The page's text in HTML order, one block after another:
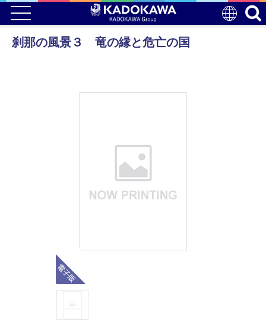
刹那の風景３ 竜の縁と危亡の国